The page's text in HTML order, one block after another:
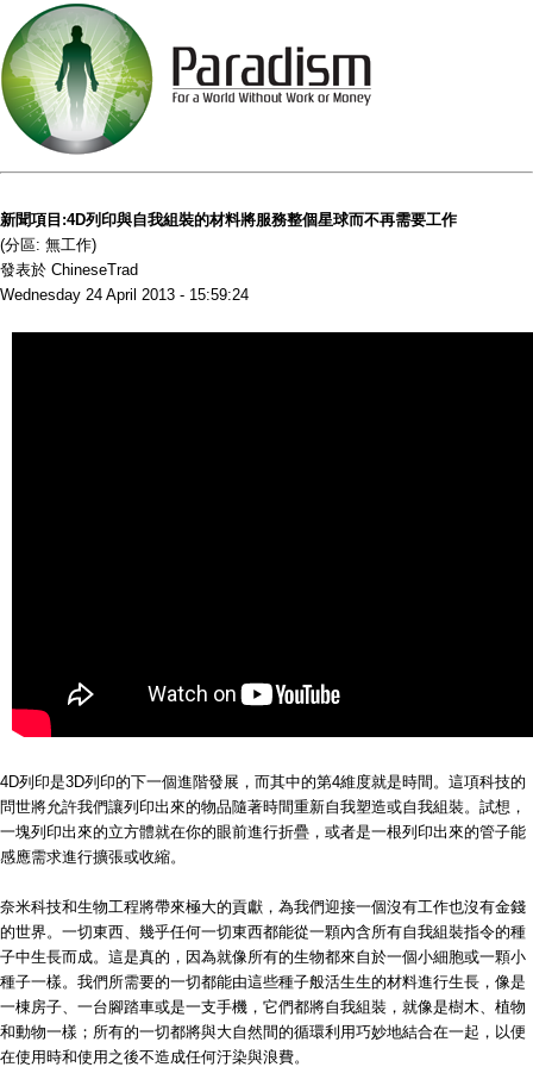
新聞項目:4D列印與自我組裝的材料將服務整個星球而不再需要工作
(分區: 無工作)
發表於 ChineseTrad
Wednesday 24 April 2013 - 15:59:24
4D列印是3D列印的下一個進階發展，而其中的第4維度就是時間。這項科技的
問世將允許我們讓列印出來的物品隨著時間重新自我塑造或自我組裝。試想，
一塊列印出來的立方體就在你的眼前進行折疊，或者是一根列印出來的管子能
感應需求進行擴張或收縮。
奈米科技和生物工程將帶來極大的貢獻，為我們迎接一個沒有工作也沒有金錢
的世界。一切東西、幾乎任何一切東西都能從一顆內含所有自我組裝指令的種
子中生長而成。這是真的，因為就像所有的生物都來自於一個小細胞或一顆小
種子一樣。我們所需要的一切都能由這些種子般活生生的材料進行生長，像是
一棟房子、一台腳踏車或是一支手機，它們都將自我組裝，就像是樹木、植物
和動物一樣；所有的一切都將與大自然間的循環利用巧妙地結合在一起，以便
在使用時和使用之後不造成任何汙染與浪費。